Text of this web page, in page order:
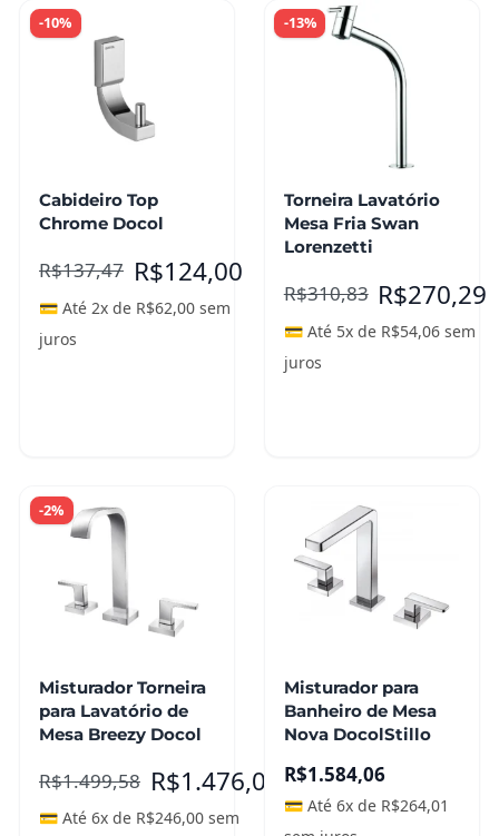
-10%
Cabideiro Top
Chrome Docol
R$137,47 R$124,00
💳 Até 2x de R$62,00 sem
juros
-13%
Torneira Lavatório
Mesa Fria Swan
Lorenzetti
R$310,83 R$270,29
💳 Até 5x de R$54,06sem
juros
-2%
Misturador Torneira
para Lavatório de
Mesa Breezy Docol
R$1.499,58 R$1.476,00
💳 Até 6x de R$246,00 sem
Misturador para
Banheiro de Mesa
Nova DocolStillo
R$1.584,06
💳 Até 6x de R$264,01